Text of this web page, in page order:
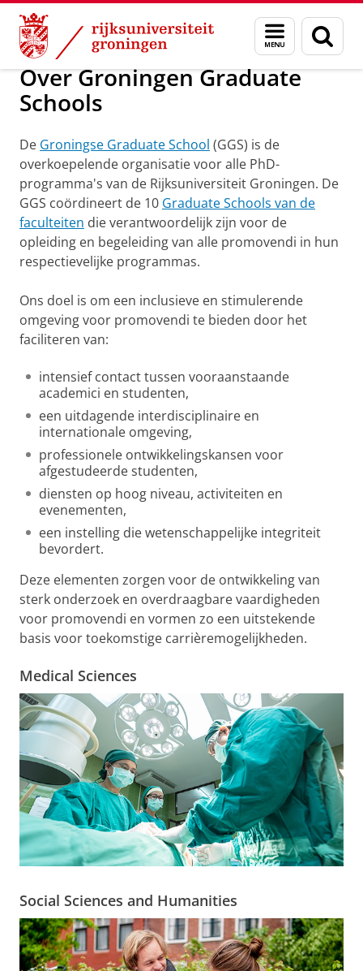
Skip
Content
Skip
Navigation
Menu
en
zoeken
Onderwijs Over Groningen Graduate Schools
Over Groningen Graduate
Schools
De Groningse Graduate School (GGS) is de
overkoepelende organisatie voor alle PhD-
programma's van de Rijksuniversiteit Groningen. De
GGS coördineert de 10 Graduate Schools van de
faculteiten die verantwoordelijk zijn voor de
opleiding en begeleiding van alle promovendi in hun
respectievelijke programmas.
Ons doel is om een inclusieve en stimulerende
omgeving voor promovendi te bieden door het
faciliteren van:
intensief contact tussen vooraanstaande
academici en studenten,
een uitdagende interdisciplinaire en
internationale omgeving,
professionele ontwikkelingskansen voor
afgestudeerde studenten,
diensten op hoog niveau, activiteiten en
evenementen,
een instelling die wetenschappelijke integriteit
bevordert.
Deze elementen zorgen voor de ontwikkeling van
sterk onderzoek en overdraagbare vaardigheden
voor promovendi en vormen zo een uitstekende
basis voor toekomstige carrièremogelijkheden.
Medical Sciences
Social Sciences and Humanities